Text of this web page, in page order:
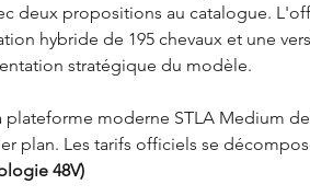
deux propositions au catalogue.
hybride de 195 chevaux et une
stratégique du modèle.
moderne STLA Medium
plan. Les tarifs officiels se
48V)